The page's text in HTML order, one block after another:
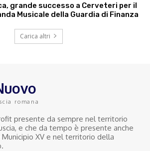
grande successo a Cerveteri per il
Musicale della Guardia di Finanza
Carica altri
romana
presente da sempre nel territorio
e che da tempo è presente anche
Municipio XV e nel territorio della